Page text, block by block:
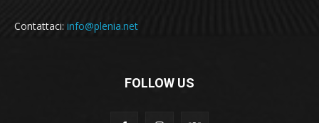
Contattaci: info@plenia.net
FOLLOW US